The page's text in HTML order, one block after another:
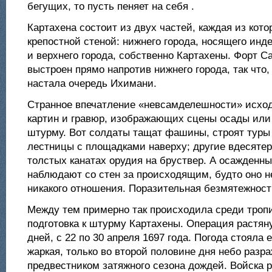
бегущих, то пусть пеняет на себя .
Картахена состоит из двух частей, каждая из
крепостной стеной: нижнего города, носящего
и верхнего города, собственно Картахены. Форт
выстроен прямо напротив нижнего города, так что,
настала очередь Ихимани.
Странное впечатление «невсамделешности»
картин и гравюр, изображающих сцены осады или
штурму. Вот солдаты тащат фашины, строят
лестницы с площадками наверху; другие
толстых канатах орудия на бруствер. А
наблюдают со стен за происходящим, будто оно
никакого отношения. Поразительная
Между тем примерно так происходила среди
подготовка к штурму Картахены. Операция
дней, с 22 по 30 апреля 1697 года. Погода стояла
жаркая, только во второй половине дня небо
предвестником затяжного сезона дождей. Войска